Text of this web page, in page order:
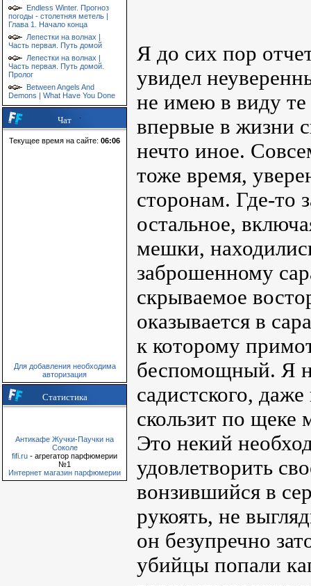
Endless Winter. Прогноз
погоды - столетняя метель |
Глава 1. Начало конца
Лепестки на волнах |
Часть первая. Путь домой
Лепестки на волнах |
Часть первая. Путь домой.
Пролог
Between Angels And
Demons | What Have You Done
Чат
Текущее время на сайте: 06:06
Для добавления необходима
авторизация
Статистика
Антикафе Жучки-Паучки на
Соколе
fifi.ru - агрегатор парфюмерии
№1
Интернет магазин парфюмерии
Я до сих пор
увидел
не имею в виду
впервые в жизни
нечто иное.
тоже время,
сторонам. Где-то
остальное,
мешки,
заброшенному
скрываемое
оказывается в
к которому
беспомощный. Я
садистского,
скользит по щеке
Это некий
удовлетворить
вонзившийся в
рукоять, не
он безупречно
убийцы попали